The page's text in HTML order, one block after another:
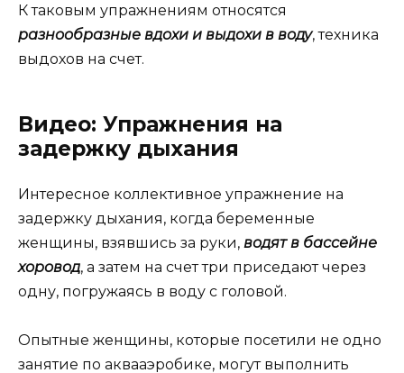
К таковым упражнениям относятся
разнообразные вдохи и выдохи в воду, техника
выдохов на счет.
Видео: Упражнения на
задержку дыхания
Интересное коллективное упражнение на
задержку дыхания, когда беременные
женщины, взявшись за руки, водят в бассейне
хоровод, а затем на счет три приседают через
одну, погружаясь в воду с головой.
Опытные женщины, которые посетили не одно
занятие по аквааэробике, могут выполнить